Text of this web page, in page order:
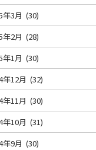
年3月 (30)
年2月 (28)
年1月 (30)
年12月 (32)
年11月 (30)
年10月 (31)
年9月 (30)